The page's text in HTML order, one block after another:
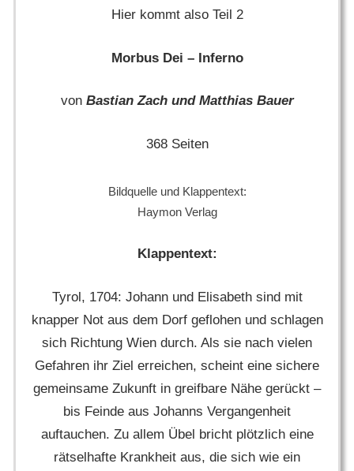
Hier kommt also Teil 2
Morbus Dei – Inferno
von Bastian Zach und Matthias Bauer
368 Seiten
Bildquelle und Klappentext:
Haymon Verlag
Klappentext:
Tyrol, 1704: Johann und Elisabeth sind mit
knapper Not aus dem Dorf geflohen und schlagen
sich Richtung Wien durch. Als sie nach vielen
Gefahren ihr Ziel erreichen, scheint eine sichere
gemeinsame Zukunft in greifbare Nähe gerückt –
bis Feinde aus Johanns Vergangenheit
auftauchen. Zu allem Übel bricht plötzlich eine
rätselhafte Krankheit aus, die sich wie ein